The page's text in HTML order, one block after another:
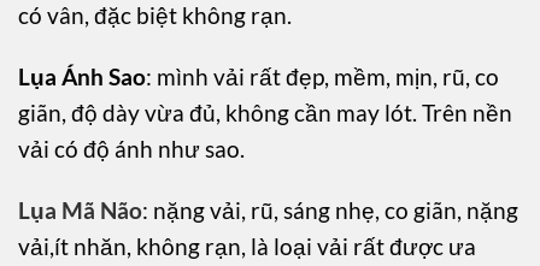
có vân, đặc biệt không rạn.
Lụa Ánh Sao: mình vải rất đẹp, mềm, mịn, rũ, co
giãn, độ dày vừa đủ, không cần may lót. Trên nền
vải có độ ánh như sao.
Lụa Mã Não: nặng vải, rũ, sáng nhẹ, co giãn, nặng
vải,ít nhăn, không rạn, là loại vải rất được ưa